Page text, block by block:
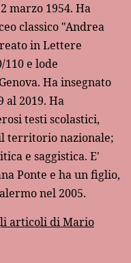
marzo 1954. Ha
classico "Andrea
in Lettere
110 e lode
Ha insegnato
al 2019. Ha
testi scolastici,
territorio nazionale;
e saggistica. E'
Ponte e ha un figlio,
nel 2005.
articoli di Mario